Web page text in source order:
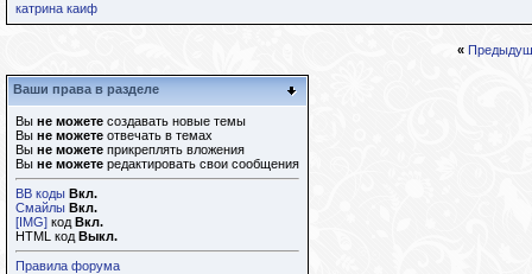
катрина каиф
«
Ваши права в разделе
Вы не можете создавать новые темы
Вы не можете отвечать в темах
Вы не можете прикреплять вложения
Вы не можете редактировать свои сообщения
BB коды Вкл.
Смайлы Вкл.
[IMG] код Вкл.
HTML код Выкл.
Правила форума